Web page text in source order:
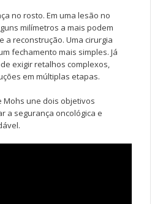
no rosto. Em uma lesão no
milímetros a mais podem
a reconstrução. Uma cirurgia
fechamento mais simples. Já
exigir retalhos complexos,
em múltiplas etapas.
Mohs une dois objetivos
a segurança oncológica e